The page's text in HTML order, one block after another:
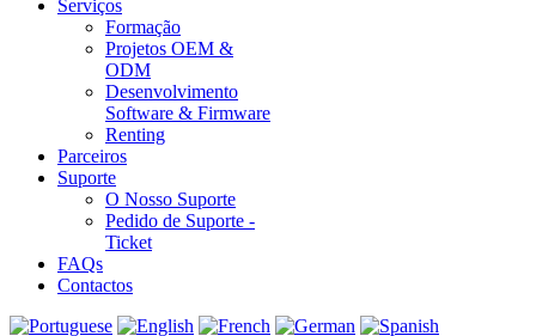
Serviços
Formação
Projetos OEM &
ODM
Desenvolvimento
Software & Firmware
Renting
Parceiros
Suporte
O Nosso Suporte
Pedido de Suporte -
Ticket
FAQs
Contactos